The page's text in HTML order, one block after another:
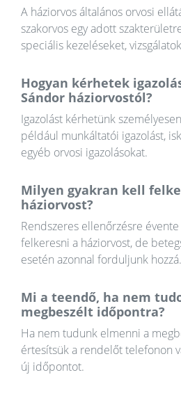
A háziorvos általános orvosi
szakorvos egy adott
speciális kezeléseket,
Hogyan kérhetek
Sándor háziorvostól?
Igazolást kérhetünk
például munkáltatói igazolást,
egyéb orvosi igazolásokat.
Milyen gyakran kell
háziorvost?
Rendszeres ellenőrzésre
felkeresni a háziorvost, de
esetén azonnal forduljunk hozzá.
Mi a teendő, ha nem
megbeszélt időpontra?
Ha nem tudunk elmenni a
értesítsük a rendelőt telefonon
új időpontot.